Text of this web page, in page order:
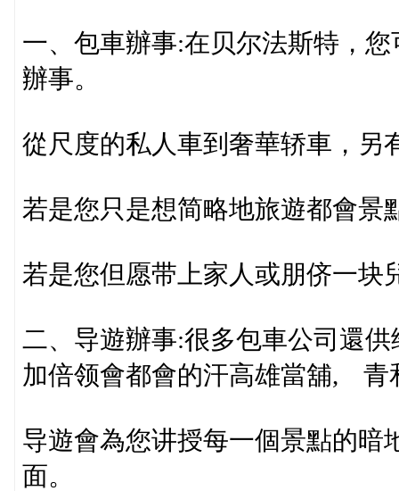
一、包車辦事:在贝尔法斯特，
辦事。
從尺度的私人車到奢華轿車，另
若是您只是想简略地旅遊都會景
若是您但愿带上家人或朋侪一块
二、导遊辦事:很多包車公司還
加倍领會都會的汗高雄當舖, 青
导遊會為您讲授每一個景點的暗
面。